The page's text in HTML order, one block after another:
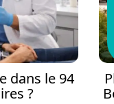
dans le 94
?